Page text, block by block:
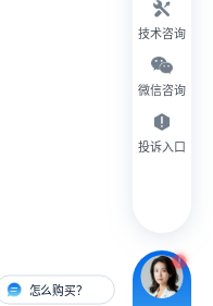
技术咨询
微信咨询
投诉入口
怎么购买？ 有人对接